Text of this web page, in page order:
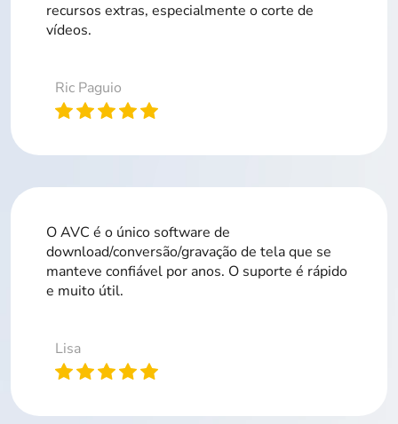
recursos extras, especialmente o corte de
vídeos.
Ric Paguio
O AVC é o único software de
download/conversão/gravação de tela que se
manteve confiável por anos. O suporte é rápido
e muito útil.
Lisa